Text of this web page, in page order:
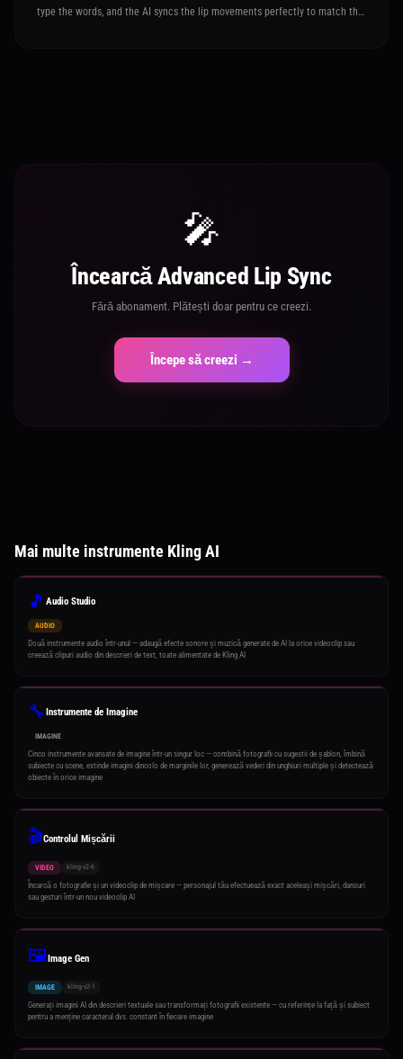
type the words, and the AI syncs the lip movements perfectly to match the
🎤
Încearcă Advanced Lip Sync
Fără abonament. Plătești doar pentru ce creezi.
Începe să creezi →
Mai multe instrumente Kling AI
🎵 Audio Studio
AUDIO
Două instrumente audio într-unul — adaugă efecte sonore și muzică generate de AI la orice videoclip sau
creează clipuri audio din descrieri de text, toate alimentate de Kling AI
🔧Instrumente de Imagine
IMAGINE
Cinco instrumente avansate de imagine într-un singur loc — combină fotografii cu sugestii de șablon, îmbină
subiecte cu scene, extinde imagini dincolo de marginile lor, generează vederi din unghiuri multiple și detectează
obiecte în orice imagine
🎬Controlul Mișcării
VIDEO kling-v2-6
Încarcă o fotografie și un videoclip de mișcare — personajul tău efectuează exact aceleași mișcări, dansuri
sau gesturi într-un nou videoclip AI
🖼️Image Gen
IMAGE kling-v2-1
Generați imagini AI din descrieri textuale sau transformați fotografii existente — cu referințe la față și subiect
pentru a menține caracterul dvs. constant în fiecare imagine